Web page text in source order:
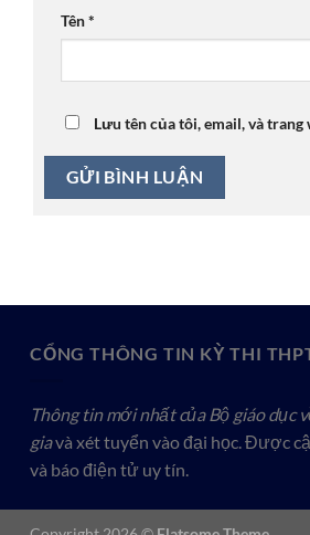
Tên*
Lưu tên của tôi, email, và
CỔNG THÔNG TIN KỲ THI
Thông tin mới nhất của Bộ giáo dục
giavà xét tuyển vào đại học. Được
và báo điện tử uy tín.